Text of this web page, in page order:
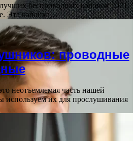
беспроводных колонок 2021
Эта колонка…
проводные
неотъемлемая часть нашей
их для прослушивания